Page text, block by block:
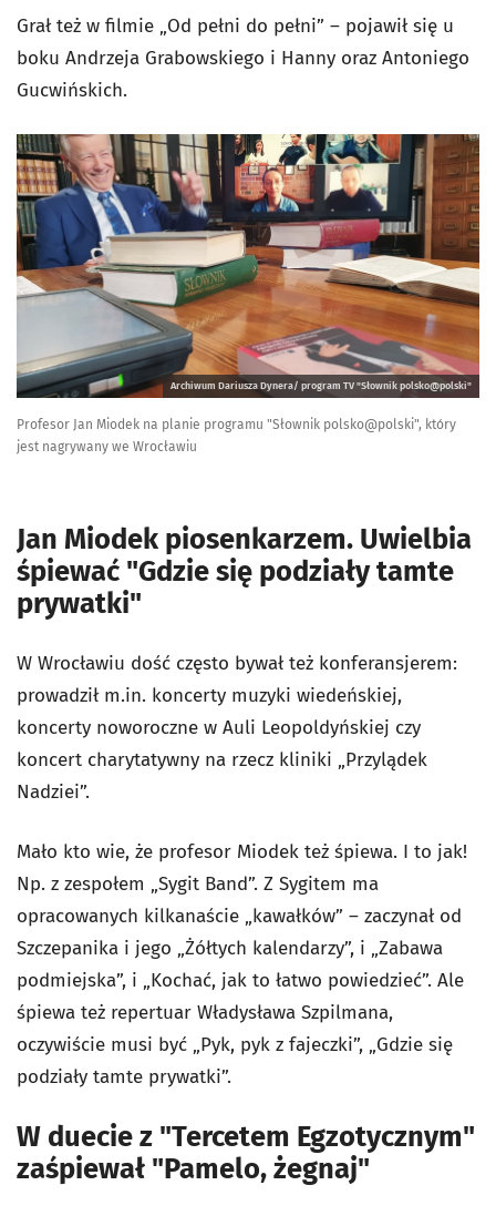
Grał też w filmie „Od pełni do pełni” – pojawił się u
boku Andrzeja Grabowskiego i Hanny oraz Antoniego
Gucwińskich.
Archiwum Dariusza Dynera/ program TV "Słownik polsko@polski"
Profesor Jan Miodek na planie programu "Słownik polsko@polski", który
jest nagrywany we Wrocławiu
Jan Miodek piosenkarzem. Uwielbia
śpiewać "Gdzie się podziały tamte
prywatki"
W Wrocławiu dość często bywał też konferansjerem:
prowadził m.in. koncerty muzyki wiedeńskiej,
koncerty noworoczne w Auli Leopoldyńskiej czy
koncert charytatywny na rzecz kliniki „Przylądek
Nadziei”.
Mało kto wie, że profesor Miodek też śpiewa. I to jak!
Np. z zespołem „Sygit Band”. Z Sygitem ma
opracowanych kilkanaście „kawałków” – zaczynał od
Szczepanika i jego „Żółtych kalendarzy”, i „Zabawa
podmiejska”, i „Kochać, jak to łatwo powiedzieć”. Ale
śpiewa też repertuar Władysława Szpilmana,
oczywiście musi być „Pyk, pyk z fajeczki”, „Gdzie się
podziały tamte prywatki”.
W duecie z "Tercetem Egzotycznym"
zaśpiewał "Pamelo, żegnaj"